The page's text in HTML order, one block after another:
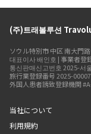
(주)트래볼루션
ソウル特別市 中区 南大門
대표이사 배인호 | 事業者登
통신판매신고번호 2025-서
旅行業登録番号 2025-
外国人患者誘致登録機関
当社について
利用規約